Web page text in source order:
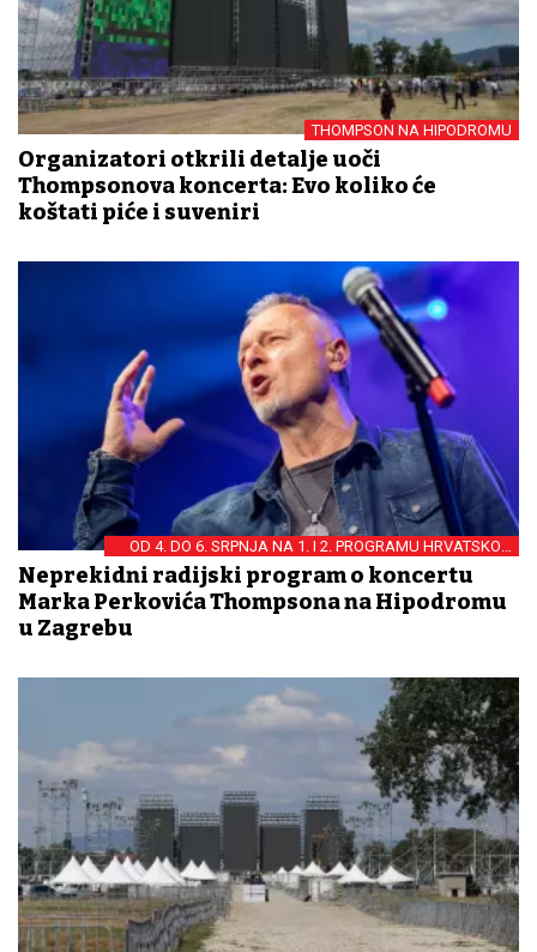
THOMPSON NA HIPODROMU
Organizatori otkrili detalje uoči
Thompsonova koncerta: Evo koliko će
koštati piće i suveniri
OD 4. DO 6. SRPNJA NA 1. I 2. PROGRAMU HRVATSKON
RADIJA I RADIJU SLJEME
Neprekidni radijski program o koncertu
Marka Perkovića Thompsona na Hipodromu
u Zagrebu